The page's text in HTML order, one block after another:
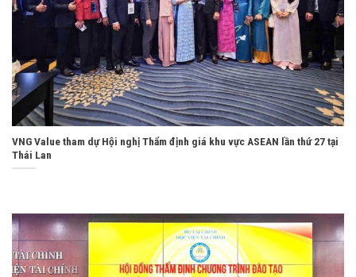
VNG Value tham dự Hội nghị Thẩm định giá khu vực ASEAN lần thứ 27 tại
Thái Lan